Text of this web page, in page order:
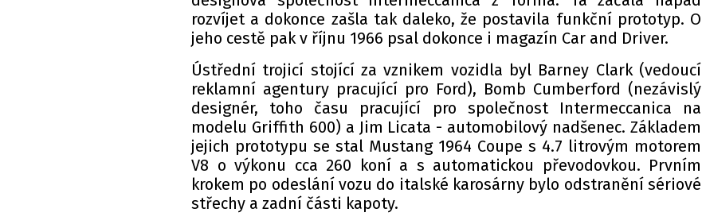
rozvíjet a dokonce zašla tak daleko, že postavila funkční prototyp. O
jeho cestě pak v říjnu 1966 psal dokonce i magazín Car and Driver.
Ústřední trojicí stojící za vznikem vozidla byl Barney Clark (vedoucí
reklamní agentury pracující pro Ford), Bomb Cumberford (nezávislý
designér, toho času pracující pro společnost Intermeccanica na
modelu Griffith 600) a Jim Licata - automobilový nadšenec. Základem
jejich prototypu se stal Mustang 1964 Coupe s 4.7 litrovým motorem
V8 o výkonu cca 260 koní a s automatickou převodovkou. Prvním
krokem po odeslání vozu do italské karosárny bylo odstranění sériové
střechy a zadní části kapoty.